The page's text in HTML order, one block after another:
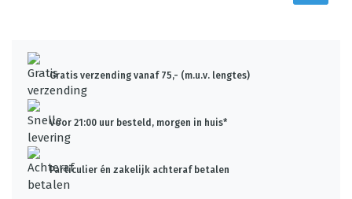
Gratis verzending vanaf 75,- (m.u.v. lengtes)
Voor 21:00 uur besteld, morgen in huis*
Particulier én zakelijk achteraf betalen